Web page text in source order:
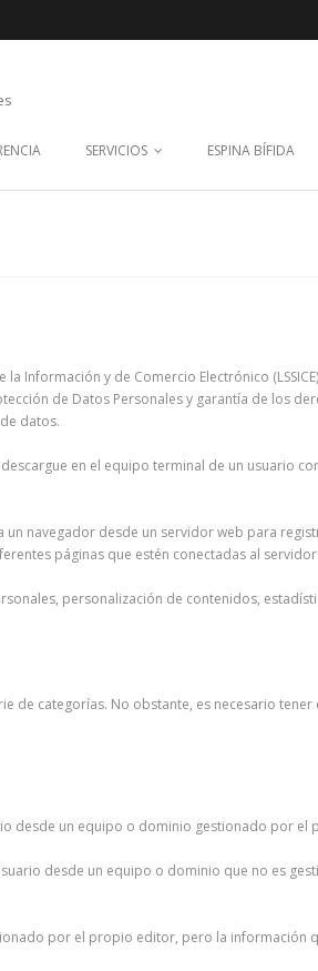
SERVICIOS ESPINA BÍFIDA
Información y de Comercio Electrónico
de Datos Personales y garantía de los
datos.
en el equipo terminal de un usuario
navegador desde un servidor web para
páginas que estén conectadas al
personalización de contenidos,
de categorías. No obstante, es necesario
desde un equipo o dominio gestionado por
desde un equipo o dominio que no es
por el propio editor, pero la información